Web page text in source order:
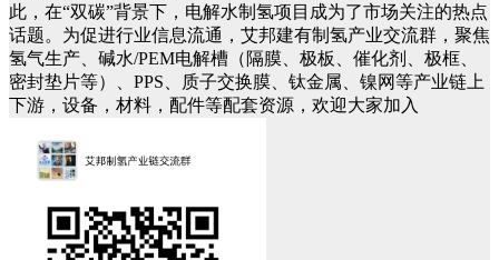
此，在“双碳”背景下，电解水制氢项目成为了市场关注的热点
话题。为促进行业信息流通，艾邦建有制氢产业交流群，聚焦
氢气生产、碱水/PEM电解槽（隔膜、极板、催化剂、极框、
密封垫片等）、PPS、质子交换膜、钛金属、镍网等产业链上
下游，设备，材料，配件等配套资源，欢迎大家加入